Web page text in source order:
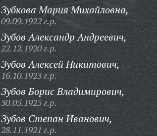
Зубкова Мария Михайловна,
09.09.1922 г.р.
Зубов Александр Андреевич,
22.12.1920 г.р.
Зубов Алексей Никитович,
16.10.1923 г.р.
Зубов Борис Владимирович,
30.05.1925 г.р.
Зубов Степан Иванович,
28.11.1921 г.р.